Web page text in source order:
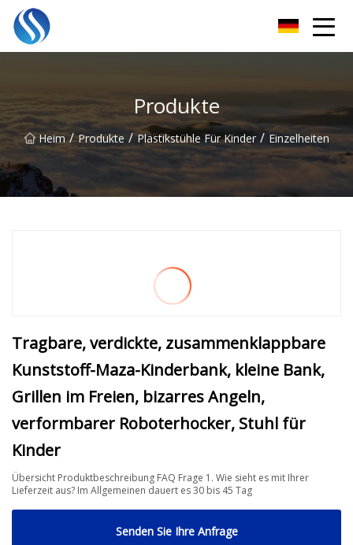
Produkte
Heim / Produkte / Plastikstühle Für Kinder / Einzelheiten
Tragbare, verdickte, zusammenklappbare
Kunststoff-Maza-Kinderbank, kleine Bank,
Grillen im Freien, bizarres Angeln,
verformbarer Roboterhocker, Stuhl für
Kinder
Übersicht Produktbeschreibung FAQ Frage 1. Wie sieht es mit Ihrer
Lieferzeit aus? Im Allgemeinen dauert es 30 bis 45 Tag
Senden Sie Ihre Anfrage